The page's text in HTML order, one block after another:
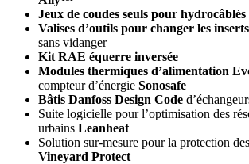
Jeux de coudes seuls pour hydrocâblés
Valises d’outils pour changer les
sans vidanger
Kit RAE équerre inversée
Modules thermiques d’alimentation
compteur d’énergie Sonosafe
Bâtis Danfoss Design Code
Suite logicielle pour l’optimisation des
urbains Leanheat
Solution sur-mesure pour la protection
Vineyard Protect